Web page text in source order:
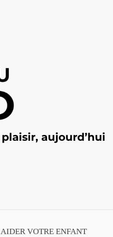
AIDER VOTRE ENFANT